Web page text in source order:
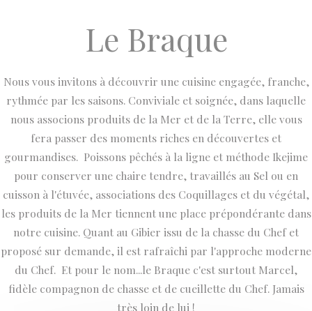
Le Braque
Nous vous invitons à découvrir une cuisine engagée, franche,
rythmée par les saisons. Conviviale et soignée, dans laquelle
nous associons produits de la Mer et de la Terre, elle vous
fera passer des moments riches en découvertes et
gourmandises. Poissons pêchés à la ligne et méthode Ikejime
pour conserver une chaire tendre, travaillés au Sel ou en
cuisson à l'étuvée, associations des Coquillages et du végétal,
les produits de la Mer tiennent une place prépondérante dans
notre cuisine. Quant au Gibier issu de la chasse du Chef et
proposé sur demande, il est rafraîchi par l'approche moderne
du Chef. Et pour le nom...le Braque c'est surtout Marcel,
fidèle compagnon de chasse et de cueillette du Chef. Jamais
très loin de lui !